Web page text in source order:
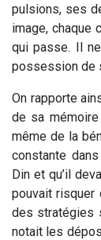
pulsions, ses
image, chaque
qui passe. Il
possession de
On rapporte
de sa
même de la
constante
Din et qu’il
pouvait risquer
des stratégies
notait les